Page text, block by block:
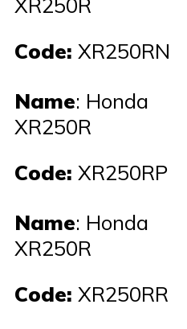
Code: XR250RN
Name: Honda
XR250R
Code: XR250RP
Name: Honda
XR250R
Code: XR250RR